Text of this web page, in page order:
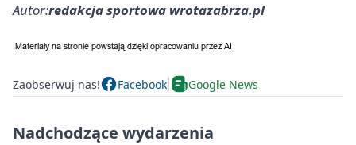
Autor:redakcja sportowa wrotazabrza.pl
Zaobserwuj nas! Facebook Google News
Nadchodzące wydarzenia